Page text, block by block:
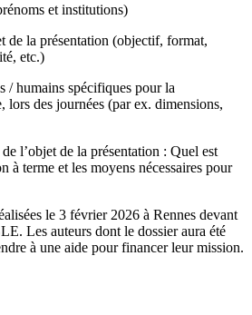
et institutions)
de la présentation (objectif, format,
etc.)
/ humains spécifiques pour la
lors des journées (par ex. dimensions,
l’objet de la présentation : Quel est
à terme et les moyens nécessaires pour
le 3 février 2026 à Rennes devant
Les auteurs dont le dossier aura été
à une aide pour financer leur mission.